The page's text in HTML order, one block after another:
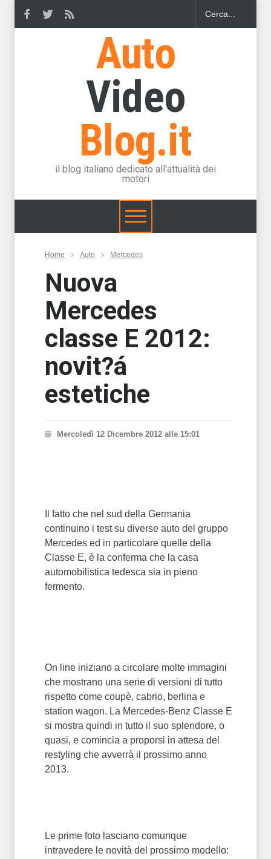
Auto
Video
Blog.it
il blog italiano dedicato all'attualità dei
motori
Home Auto Mercedes
Nuova
Mercedes
classe E 2012:
novit?á
estetiche
Mercoledì 12 Dicembre 2012 alle 15:01
Il fatto che nel sud della Germania
continuino i test su diverse auto del gruppo
Mercedes ed in particolare quelle della
Classe E, è la conferma che la casa
automobilistica tedesca sia in pieno
fermento.
On line iniziano a circolare molte immagini
che mostrano una serie di versioni di tutto
rispetto come coupè, cabrio, berlina e
station wagon. La Mercedes-Benz Classe E
si mostra quindi in tutto il suo splendore, o
quasi, e comincia a proporsi in attesa del
restyling che avverrà il prossimo anno
2013.
Le prime foto lasciano comunque
intravedere le novità del prossimo modello: